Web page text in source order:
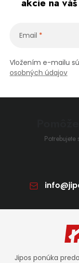
akcie na
Email
Vložením e-mailu
osobných údajov
Potrebujete
info@
Jipos ponúka